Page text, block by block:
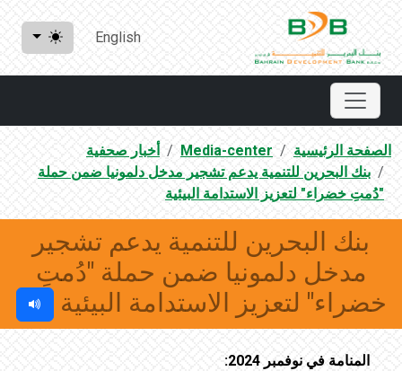
English
الصفحة الرئيسية Media-center
أخبار صحفية
بنك البحرين للتنمية يدعم تشجير مدخل دلمونيا ضمن حملة
"دُمتِ خضراء" لتعزيز الاستدامة البيئية
بنك البحرين للتنمية يدعم تشجير
مدخل دلمونيا ضمن حملة "دُمتِ
خضراء" لتعزيز الاستدامة البيئية
المنامة في نوفمبر 2024: